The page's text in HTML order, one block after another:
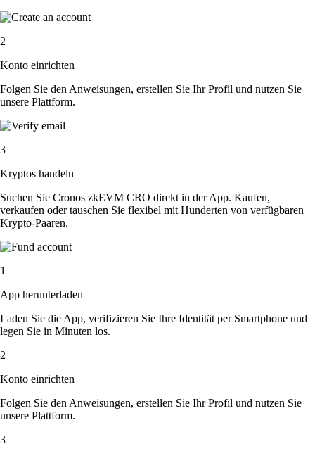
2
Konto einrichten
Folgen Sie den Anweisungen, erstellen Sie Ihr Profil und nutzen Sie
unsere Plattform.
3
Kryptos handeln
Suchen Sie Cronos zkEVM CRO direkt in der App. Kaufen,
verkaufen oder tauschen Sie flexibel mit Hunderten von verfügbaren
Krypto-Paaren.
1
App herunterladen
Laden Sie die App, verifizieren Sie Ihre Identität per Smartphone und
legen Sie in Minuten los.
2
Konto einrichten
Folgen Sie den Anweisungen, erstellen Sie Ihr Profil und nutzen Sie
unsere Plattform.
3